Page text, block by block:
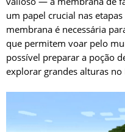
um papel crucial nas
membrana é necessária
que permitem voar pelo
possível preparar a poção
explorar grandes alturas